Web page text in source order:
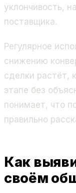
уклончивость,
поставщика.
Регулярное
снижению
сделки растёт,
этапе без
понимает, что
правильно
Как
своём